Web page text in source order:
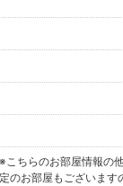
※こちらのお部屋情報の
定のお部屋もございます